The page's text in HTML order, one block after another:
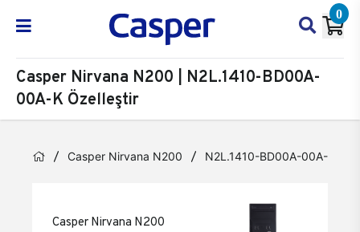
0
Casper Nirvana N200 | N2L.1410-BD00A-
00A-K Özelleştir
Casper Nirvana N200 N2L.1410-BD00A-00A-K
Casper Nirvana N200